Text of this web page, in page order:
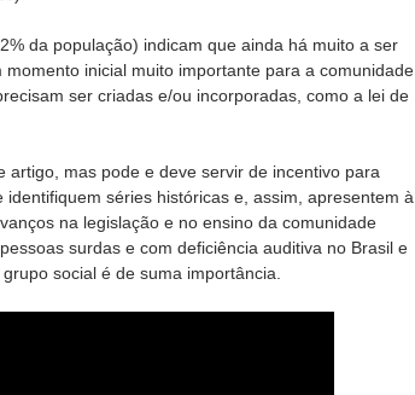
da população) indicam que ainda há muito a ser
inicial muito importante para a comunidade
ser criadas e/ou incorporadas, como a lei de
artigo, mas pode e deve servir de incentivo para
séries históricas e, assim, apresentem à
na legislação e no ensino da comunidade
surdas e com deficiência auditiva no Brasil e
social é de suma importância.